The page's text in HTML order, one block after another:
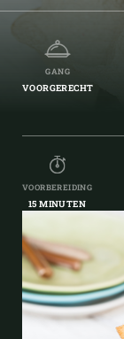
GANG
VOORGERECHT
VOORBEREIDING
15 MINUTEN